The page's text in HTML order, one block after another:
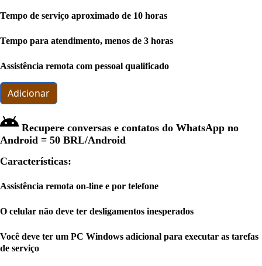
Tempo de serviço aproximado de 10 horas
Tempo para atendimento, menos de 3 horas
Assistência remota com pessoal qualificado
Adicionar
Recupere conversas e contatos do WhatsApp no ​​
Android = 50 BRL/Android
Características:
Assistência remota on-line e por telefone
O celular não deve ter desligamentos inesperados
Você deve ter um PC Windows adicional para executar as tarefas
de serviço